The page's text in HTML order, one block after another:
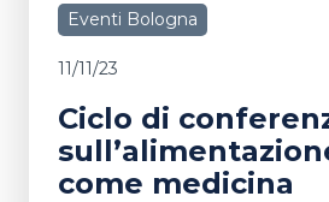
Eventi Bologna
11/11/23
Ciclo di
come medicina